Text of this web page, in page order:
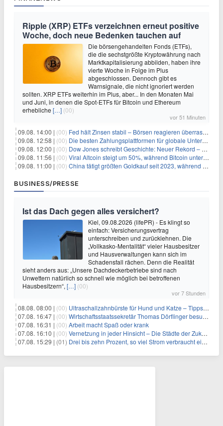
Ripple (XRP) ETFs verzeichnen erneut positive
Woche, doch neue Bedenken tauchen auf
Die börsengehandelten Fonds (ETFs),
die die sechstgrößte Kryptowährung nach
Marktkapitalisierung abbilden, haben ihre
vierte Woche in Folge im Plus
abgeschlossen. Dennoch gibt es
Warnsignale, die nicht ignoriert werden
sollten. XRP ETFs weiterhin im Plus, aber... In den Monaten Mai
und Juni, in denen die Spot-ETFs für Bitcoin und Ethereum
erhebliche […] (00)
vor 51 Minuten
09.08. 14:00 | (00) Fed hält Zinsen stabil – Börsen reagieren überraschend volatil
09.08. 12:58 | (00) Die besten Zahlungsplattformen für globale Unternehmen im Jahr 2026
09.08. 12:00 | (00) Dow Jones schreibt Geschichte: Neuer Rekord – und Amazon knackt die nächste Billionen-Marke
09.08. 11:56 | (00) Viral Altcoin steigt um 50%, während Bitcoin unter $65.000 fällt
09.08. 11:00 | (00) China tätigt größten Goldkauf seit 2023, während Goldpreis um 8% steigt
BUSINESS/PRESSE
Ist das Dach gegen alles versichert?
Kiel, 09.08.2026 (lifePR) - Es klingt so
einfach: Versicherungsvertrag
unterschreiben und zurücklehnen. Die
„Vollkasko-Mentalität“ vieler Hausbesitzer
und Hausverwaltungen kann sich im
Schadensfall rächen. Denn die Realität
sieht anders aus: „Unsere Dachdeckerbetriebe sind nach
Unwettern natürlich so schnell wie möglich bei betroffenen
Hausbesitzern“, […] (00)
vor 7 Stunden
08.08. 08:00 | (00) Ultraschallzahnbürste für Hund und Katze – Tipps zur erfolgreichen Eingewöhnung
07.08. 16:47 | (00) Wirtschaftsstaatssekretär Thomas Dörflinger besucht Handwerksbetrieb im Kammerbezirk Freiburg
07.08. 16:31 | (00) Arbeit macht Spaß oder krank
07.08. 16:10 | (00) Vernetzung in jeder Hinsicht – Die Städte der Zukunft sind grün-blau
07.08. 15:29 | (01) Drei bis zehn Prozent, so viel Strom verbraucht ein Aufzug im Gebäude